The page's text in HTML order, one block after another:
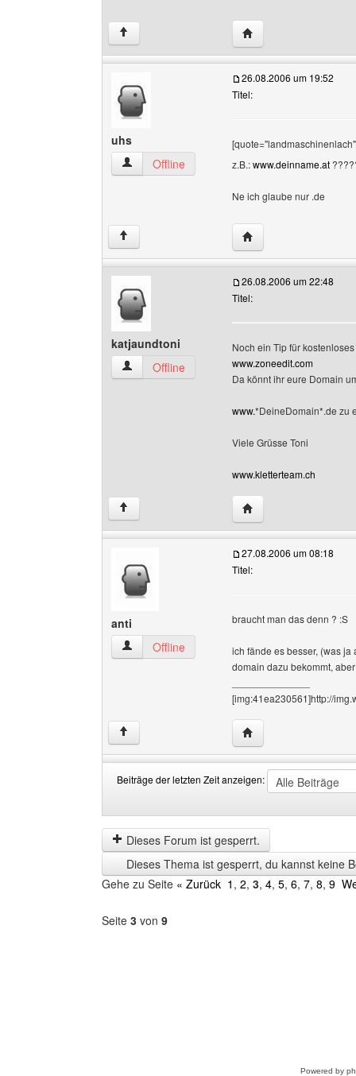
↑ Website dieses
uhs
uhs Benutzer-Profile anzeigen
Offline
26.08.2006 um 19:52
Titel:
z.B.:www.deinname.at
Ne ich glaube nur .de
↑ Website dieses
katjaundtoni
katjaundtoni Benutzer-Profile anzeigen
Offline
26.08.2006 um 22:48
Titel:
Noch ein Tip für
www.zoneedit.com
Da könnt ihr eure Domain
www.*DeineDomain*.de zu
Viele Grüsse Toni
www.kletterteam.ch
↑ Website dieses
anti
anti Benutzer-Profile anzeigen
Offline
27.08.2006 um 08:18
Titel:
braucht man das denn ? :S
ich fände es besser, (was
domain dazu bekommt,
[img:41ea230561]http://
↑ Website dieses
Beiträge der letzten Zeit anzeigen:
der
letzten
Zeit
anzeigen
by
Dieses Forum ist gesperrt.
Dieses Thema ist gesperrt, du kannst keine
Gehe zu Seite « Zurück 1 , 2, 3, 4, 5, 6, 7, 8, 9
Seite 3 von 9
Powered by